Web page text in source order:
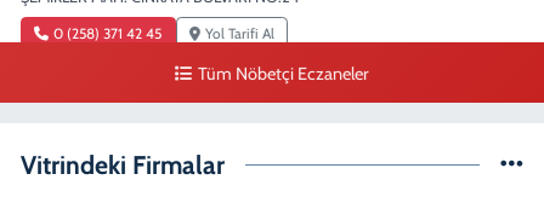
0 (258) 371 42 45 Yol Tarifi Al
Duygu Eczanesi
Tüm Nöbetçi Eczaneler
Vitrindeki Firmalar